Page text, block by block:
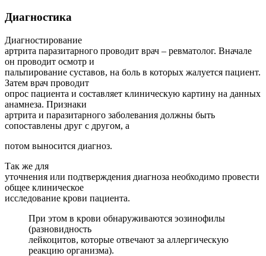
Диагностика
Диагностирование
артрита паразитарного проводит врач – ревматолог. Вначале
он проводит осмотр и
пальпирование суставов, на боль в которых жалуется пациент.
Затем врач проводит
опрос пациента и составляет клиническую картину на данных
анамнеза. Признаки
артрита и паразитарного заболевания должны быть
сопоставлены друг с другом, а
потом выносится диагноз.
Так же для
уточнения или подтверждения диагноза необходимо провести
общее клиническое
исследование крови пациента.
При этом в крови обнаруживаются эозинофилы
(разновидность
лейкоцитов, которые отвечают за аллергическую
реакцию организма).